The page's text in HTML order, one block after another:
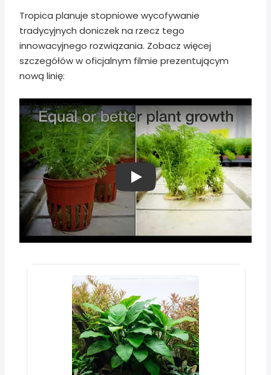
Tropica planuje stopniowe wycofywanie
tradycyjnych doniczek na rzecz tego
innowacyjnego rozwiązania. Zobacz więcej
szczegółów w oficjalnym filmie prezentującym
nową linię:
FILM_YOUTUBE;
Play